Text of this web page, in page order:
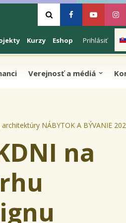
Vyhľadávanie
FacebookYoutube
Prihlásiť
Kurzy Eshop
Verejnosť a médiá
NÁBYTOK A BÝVANIE
na